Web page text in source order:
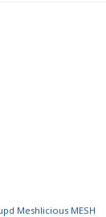
Meshlicious MESH